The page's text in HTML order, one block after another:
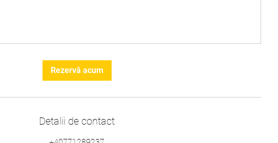
Rezervă acum
Detalii de contact